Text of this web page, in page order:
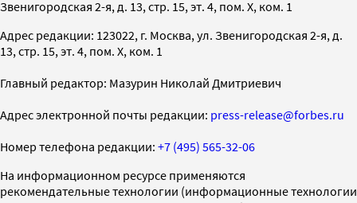
Звенигородская 2-я, д. 13, стр. 15, эт. 4, пом. X, ком. 1
Адрес редакции: 123022, г. Москва, ул. Звенигородская 2-я, д.
13, стр. 15, эт. 4, пом. X, ком. 1
Главный редактор: Мазурин Николай Дмитриевич
Адрес электронной почты редакции: press-release@forbes.ru
Номер телефона редакции: +7 (495) 565-32-06
На информационном ресурсе применяются
рекомендательные технологии (информационные технологии